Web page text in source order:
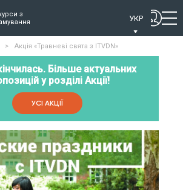
з
УКР
> Акція «Травневі свята з ITVDN»
Більше актуальних
у розділі Акції!
УСІ АКЦІЇ